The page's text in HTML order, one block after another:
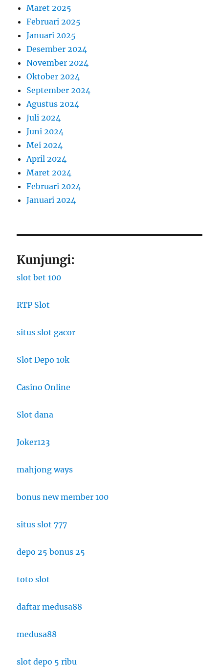
Maret 2025
Februari 2025
Januari 2025
Desember 2024
November 2024
Oktober 2024
September 2024
Agustus 2024
Juli 2024
Juni 2024
Mei 2024
April 2024
Maret 2024
Februari 2024
Januari 2024
Kunjungi:
slot bet 100
RTP Slot
situs slot gacor
Slot Depo 10k
Casino Online
Slot dana
Joker123
mahjong ways
bonus new member 100
situs slot 777
depo 25 bonus 25
toto slot
daftar medusa88
medusa88
slot depo 5 ribu